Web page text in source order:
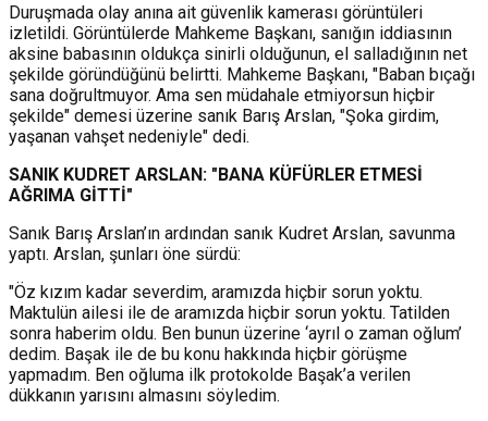
Duruşmada olay anına ait güvenlik kamerası görüntüleri
izletildi. Görüntülerde Mahkeme Başkanı, sanığın iddiasının
aksine babasının oldukça sinirli olduğunun, el salladığının net
şekilde göründüğünü belirtti. Mahkeme Başkanı, "Baban bıçağı
sana doğrultmuyor. Ama sen müdahale etmiyorsun hiçbir
şekilde" demesi üzerine sanık Barış Arslan, "Şoka girdim,
yaşanan vahşet nedeniyle" dedi.
SANIK KUDRET ARSLAN: "BANA KÜFÜRLER ETMESİ
AĞRIMA GİTTİ"
Sanık Barış Arslan’ın ardından sanık Kudret Arslan, savunma
yaptı. Arslan, şunları öne sürdü:
"Öz kızım kadar severdim, aramızda hiçbir sorun yoktu.
Maktulün ailesi ile de aramızda hiçbir sorun yoktu. Tatilden
sonra haberim oldu. Ben bunun üzerine ‘ayrıl o zaman oğlum’
dedim. Başak ile de bu konu hakkında hiçbir görüşme
yapmadım. Ben oğluma ilk protokolde Başak’a verilen
dükkanın yarısını almasını söyledim.